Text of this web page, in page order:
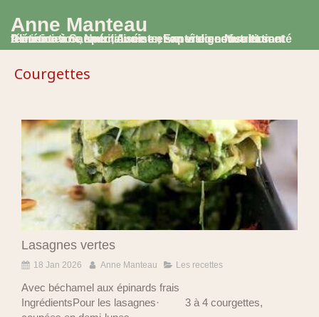
Anne Manteau
Diététicienne Nutritionniste, Experte en Nutrition et Alimentation, spécialisée en santé digestive et santé féminine à Saumur, Avoine et en visio consultation
Courgettes
Lasagnes vertes
18 Jan 2026 Anne Manteau Les recettes
Avec béchamel aux épinards frais
IngrédientsPour les lasagnes· 3 à 4 courgettes,